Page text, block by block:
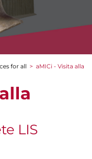
for all > aMICi - Visita alla
LIS